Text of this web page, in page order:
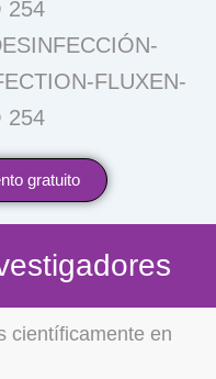
gratuito
científicamente en